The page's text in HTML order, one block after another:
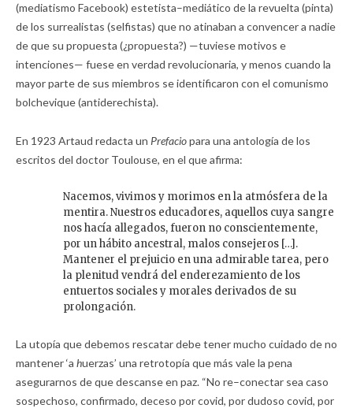
(mediatismo Facebook) estetista–mediático de la revuelta (pinta)
de los surrealistas (selfistas) que no atinaban a convencer a nadie
de que su propuesta (¿propuesta?) —tuviese motivos e
intenciones— fuese en verdad revolucionaria, y menos cuando la
mayor parte de sus miembros se identificaron con el comunismo
bolchevique (antiderechista).
En 1923 Artaud redacta un Prefaciopara una antología de los
escritos del doctor Toulouse, en el que afirma:
Nacemos, vivimos y morimos en la atmósfera de la
mentira. Nuestros educadores, aquellos cuya sangre
nos hacía allegados, fueron no conscientemente,
por un hábito ancestral, malos consejeros […].
Mantener el prejuicio en una admirable tarea, pero
la plenitud vendrá del enderezamiento de los
entuertos sociales y morales derivados de su
prolongación.
La utopía que debemos rescatar debe tener mucho cuidado de no
mantener ‘a huerzas’ una retrotopía que más vale la pena
asegurarnos de que descanse en paz. “No re–conectar sea caso
sospechoso, confirmado, deceso por covid, por dudoso covid, por